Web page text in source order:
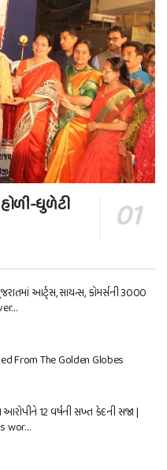
હોળી-ધુળેટી
આર્ટ્સ, સાયન્સ, કોમર્સની 3000
From The Golden Globes
12 વર્ષની સખ્ત કેદની સજા |
wor…